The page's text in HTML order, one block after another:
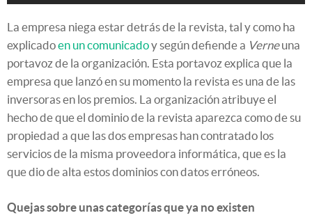
La empresa niega estar detrás de la revista, tal y como ha
explicadoen un comunicadoy según defiende a Verneuna
portavoz de la organización. Esta portavoz explica que la
empresa que lanzó en su momento la revista es una de las
inversoras en los premios. La organización atribuye el
hecho de que el dominio de la revista aparezca como de su
propiedad a que las dos empresas han contratado los
servicios de la misma proveedora informática, que es la
que dio de alta estos dominios con datos erróneos.
Quejas sobre unas categorías que ya no existen